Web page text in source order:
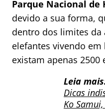
Parque Nacional de
devido a sua forma,
dentro dos limites da
elefantes vivendo
existam apenas
Leia
Dicas
Ko